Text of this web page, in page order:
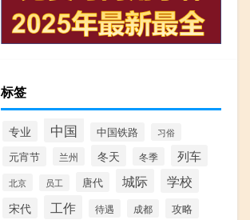
标签
专业 中国 中国铁路 习俗
元宵节 兰州 冬天 冬季 列车
北京 员工 唐代 城际 学校
宋代 工作 待遇 成都 攻略